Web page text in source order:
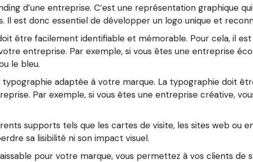
d’une entreprise. C’est une représentation graphique
est donc essentiel de développer un logo unique et
être facilement identifiable et mémorable. Pour cela, il
entreprise. Par exemple, si vous êtes une entreprise
le bleu.
adaptée à votre marque. La typographie doit
Par exemple, si vous êtes une entreprise créative,
supports tels que les cartes de visite, les sites web ou
sa lisibilité ni son impact visuel.
pour votre marque, vous permettez à vos clients de